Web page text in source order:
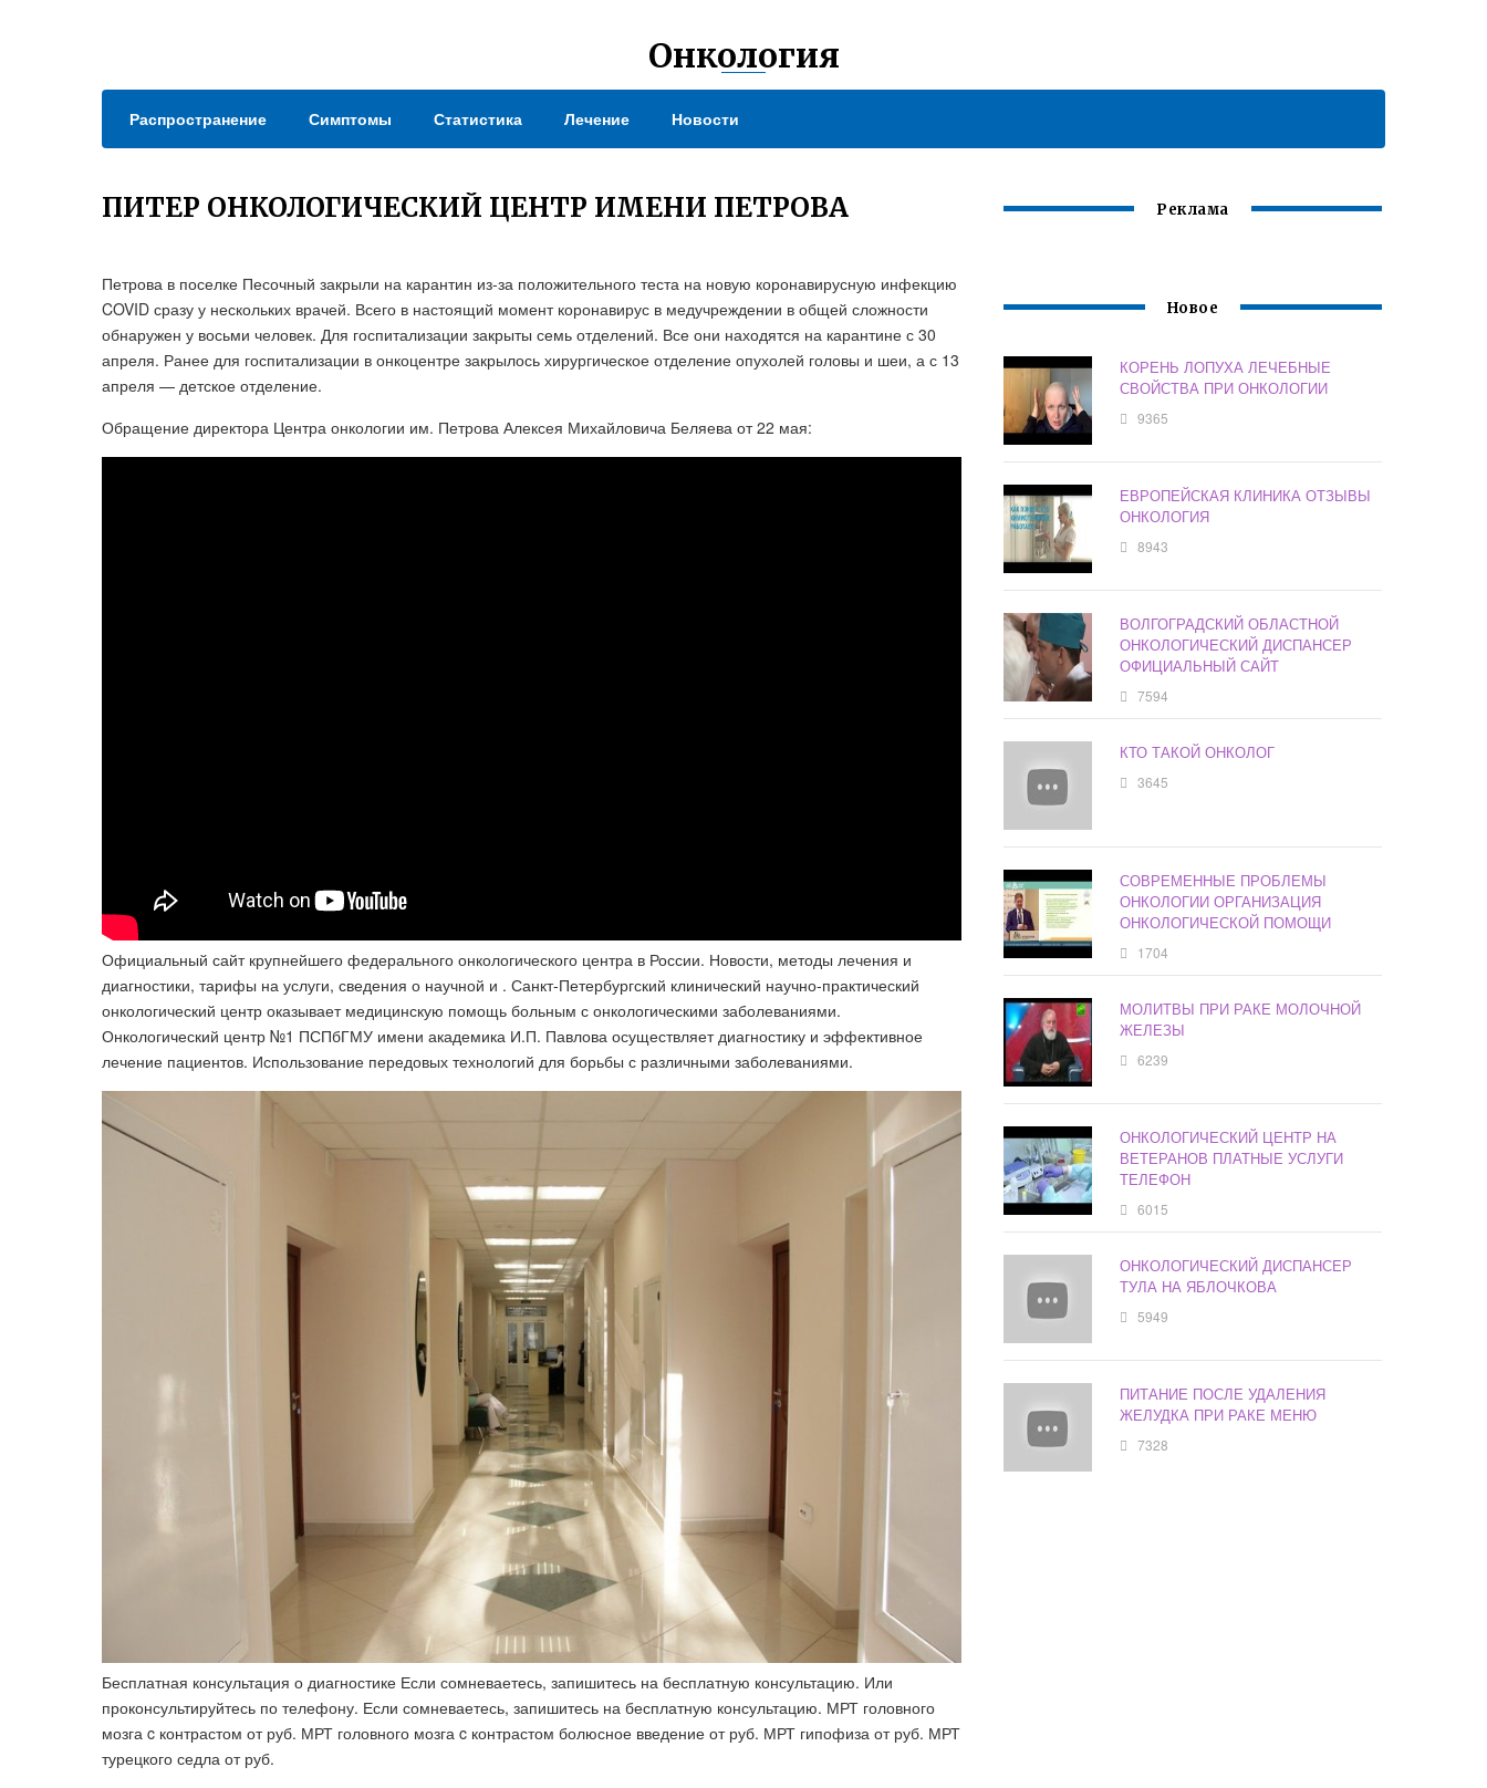
Онкология
Распространение Симптомы Статистика Лечение Новости
ПИТЕР ОНКОЛОГИЧЕСКИЙ ЦЕНТР ИМЕНИ ПЕТРОВА
Петрова в поселке Песочный закрыли на карантин из-за положительного теста на новую коронавирусную инфекцию
COVID сразу у нескольких врачей. Всего в настоящий момент коронавирус в медучреждении в общей сложности
обнаружен у восьми человек. Для госпитализации закрыты семь отделений. Все они находятся на карантине с 30
апреля. Ранее для госпитализации в онкоцентре закрылось хирургическое отделение опухолей головы и шеи, а с 13
апреля — детское отделение.
Обращение директора Центра онкологии им. Петрова Алексея Михайловича Беляева от 22 мая:
Официальный сайт крупнейшего федерального онкологического центра в России. Новости, методы лечения и
диагностики, тарифы на услуги, сведения о научной и . Санкт-Петербургский клинический научно-практический
онкологический центр оказывает медицинскую помощь больным с онкологическими заболеваниями.
Онкологический центр №1 ПСПбГМУ имени академика И.П. Павлова осуществляет диагностику и эффективное
лечение пациентов. Использование передовых технологий для борьбы с различными заболеваниями.
Бесплатная консультация о диагностике Если сомневаетесь, запишитесь на бесплатную консультацию. Или
проконсультируйтесь по телефону. Если сомневаетесь, запишитесь на бесплатную консультацию. МРТ головного
мозга c контрастом от руб. МРТ головного мозга c контрастом болюсное введение от руб. МРТ гипофиза от руб. МРТ
турецкого седла от руб.
Реклама
Новое
КОРЕНЬ ЛОПУХА ЛЕЧЕБНЫЕ
СВОЙСТВА ПРИ ОНКОЛОГИИ
9365
ЕВРОПЕЙСКАЯ КЛИНИКА ОТЗЫВЫ
ОНКОЛОГИЯ
8943
ВОЛГОГРАДСКИЙ ОБЛАСТНОЙ
ОНКОЛОГИЧЕСКИЙ ДИСПАНСЕР
ОФИЦИАЛЬНЫЙ САЙТ
7594
КТО ТАКОЙ ОНКОЛОГ
3645
СОВРЕМЕННЫЕ ПРОБЛЕМЫ
ОНКОЛОГИИ ОРГАНИЗАЦИЯ
ОНКОЛОГИЧЕСКОЙ ПОМОЩИ
1704
МОЛИТВЫ ПРИ РАКЕ МОЛОЧНОЙ
ЖЕЛЕЗЫ
6239
ОНКОЛОГИЧЕСКИЙ ЦЕНТР НА
ВЕТЕРАНОВ ПЛАТНЫЕ УСЛУГИ
ТЕЛЕФОН
6015
ОНКОЛОГИЧЕСКИЙ ДИСПАНСЕР
ТУЛА НА ЯБЛОЧКОВА
5949
ПИТАНИЕ ПОСЛЕ УДАЛЕНИЯ
ЖЕЛУДКА ПРИ РАКЕ МЕНЮ
7328